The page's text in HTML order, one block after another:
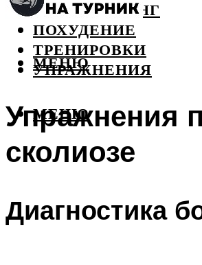
БОДИБИЛДИНГ
ПОХУДЕНИЕ
ТРЕНИРОВКИ
УПРАЖНЕНИЯ
МЕНЮ
МЕНЮ
Упражнения
сколиозе
Диагностика